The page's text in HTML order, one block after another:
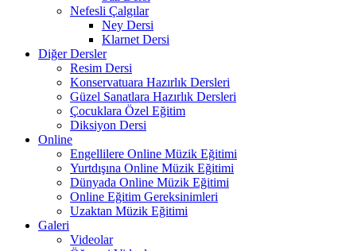
Nefesli Çalgılar
Ney Dersi
Klarnet Dersi
Diğer Dersler
Resim Dersi
Konservatuara Hazırlık Dersleri
Güzel Sanatlara Hazırlık Dersleri
Çocuklara Özel Eğitim
Diksiyon Dersi
Online
Engellilere Online Müzik Eğitimi
Yurtdışına Online Müzik Eğitimi
Dünyada Online Müzik Eğitimi
Online Eğitim Gereksinimleri
Uzaktan Müzik Eğitimi
Galeri
Videolar